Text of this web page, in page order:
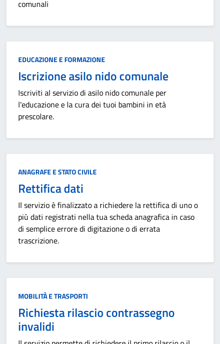
comunali
Categoria:
EDUCAZIONE E FORMAZIONE
Iscrizione asilo nido comunale
Iscriviti al servizio di asilo nido comunale per
l'educazione e la cura dei tuoi bambini in età
prescolare.
Categoria:
ANAGRAFE E STATO CIVILE
Rettifica dati
Il servizio è finalizzato a richiedere la rettifica di uno o
più dati registrati nella tua scheda anagrafica in caso
di semplice errore di digitazione o di errata
trascrizione.
Categoria:
MOBILITÀ E TRASPORTI
Richiesta rilascio contrassegno
invalidi